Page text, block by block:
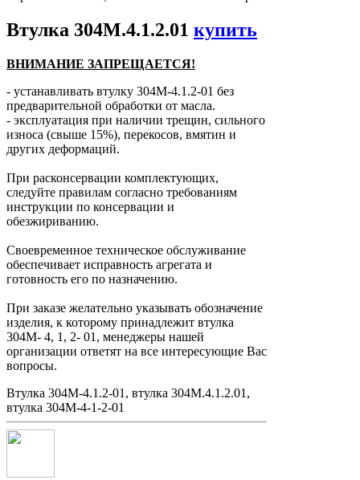
Втулка 304М.4.1.2.01 купить
ВНИМАНИЕ ЗАПРЕЩАЕТСЯ!
- устанавливать втулку 304М-4.1.2-01 без
предварительной обработки от масла.
- эксплуатация при наличии трещин, сильного
износа (свыше 15%), перекосов, вмятин и
других деформаций.
При расконсервации комплектующих,
следуйте правилам согласно требованиям
инструкции по консервации и
обезжириванию.
Своевременное техническое обслуживание
обеспечивает исправность агрегата и
готовность его по назначению.
При заказе желательно указывать обозначение
изделия, к которому принадлежит втулка
304М- 4, 1, 2- 01, менеджеры нашей
организации ответят на все интересующие Вас
вопросы.
Втулка 304М-4.1.2-01, втулка 304М.4.1.2.01,
втулка 304М-4-1-2-01